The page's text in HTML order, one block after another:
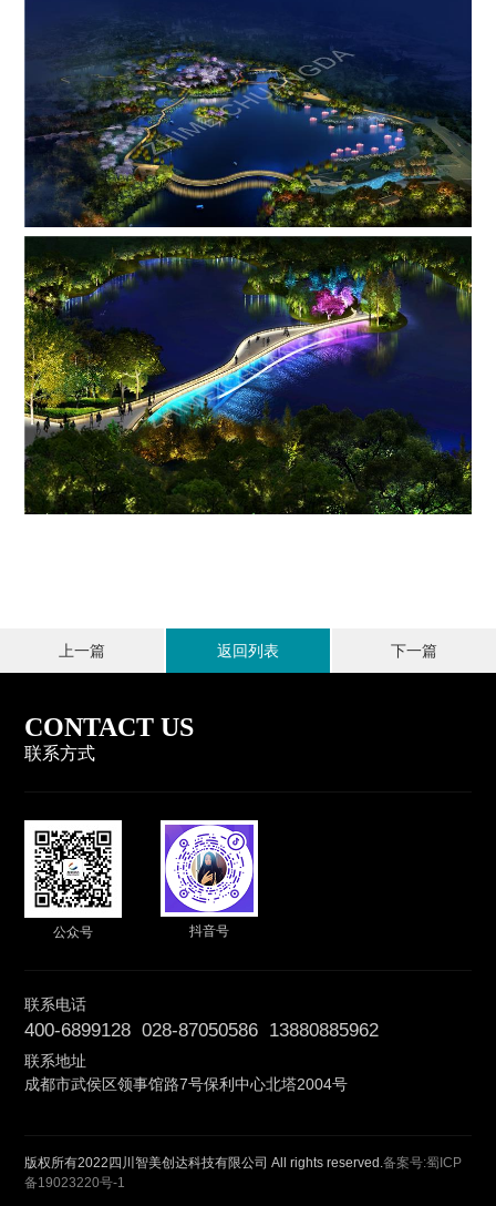
上一篇 返回列表 下一篇
CONTACT US
联系方式
公众号 抖音号
联系电话
400-6899128 028-87050586 13880885962
联系地址
成都市武侯区领事馆路7号保利中心北塔2004号
版权所有2022四川智美创达科技有限公司 All rights reserved.备案号:蜀ICP
备19023220号-1